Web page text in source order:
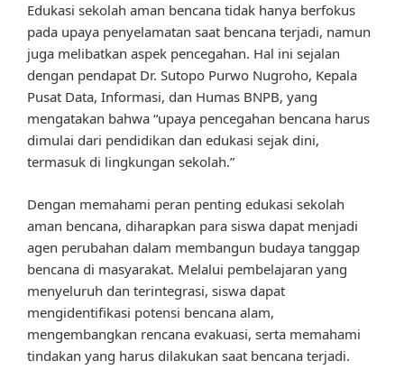
Edukasi sekolah aman bencana tidak hanya berfokus
pada upaya penyelamatan saat bencana terjadi, namun
juga melibatkan aspek pencegahan. Hal ini sejalan
dengan pendapat Dr. Sutopo Purwo Nugroho, Kepala
Pusat Data, Informasi, dan Humas BNPB, yang
mengatakan bahwa “upaya pencegahan bencana harus
dimulai dari pendidikan dan edukasi sejak dini,
termasuk di lingkungan sekolah.”
Dengan memahami peran penting edukasi sekolah
aman bencana, diharapkan para siswa dapat menjadi
agen perubahan dalam membangun budaya tanggap
bencana di masyarakat. Melalui pembelajaran yang
menyeluruh dan terintegrasi, siswa dapat
mengidentifikasi potensi bencana alam,
mengembangkan rencana evakuasi, serta memahami
tindakan yang harus dilakukan saat bencana terjadi.